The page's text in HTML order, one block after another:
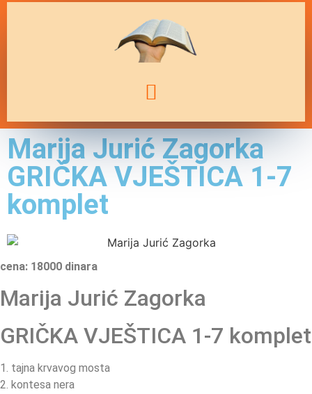
Marija Jurić Zagorka
GRIČKA VJEŠTICA 1-7
komplet
cena: 18000 dinara
Marija Jurić Zagorka
GRIČKA VJEŠTICA 1-7 komplet
1. tajna krvavog mosta
2. kontesa nera